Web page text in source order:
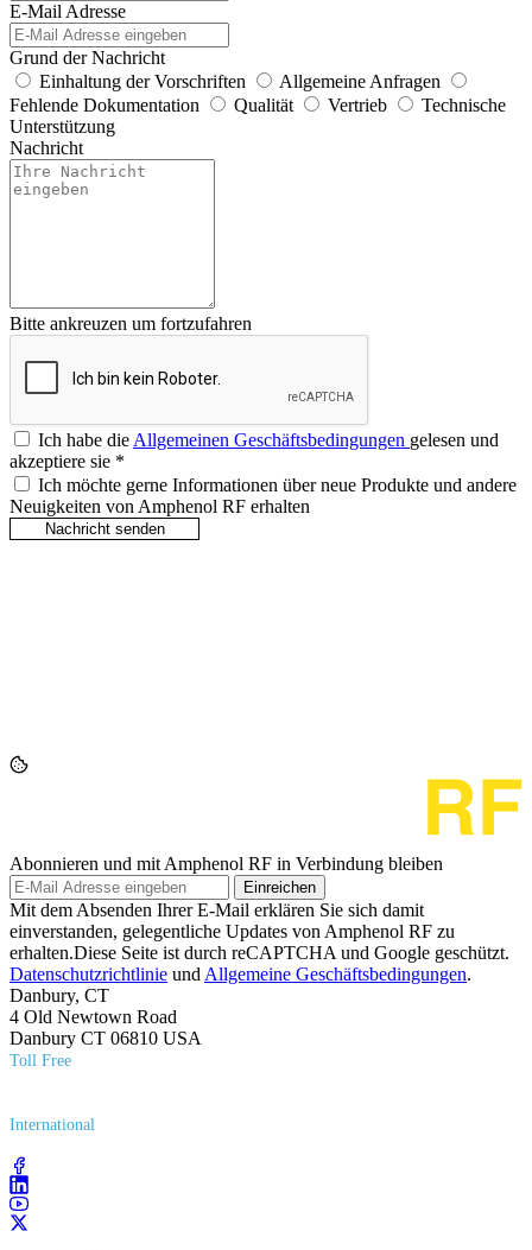
E-Mail Adresse
Grund der Nachricht
Einhaltung der Vorschriften
Allgemeine Anfragen
Fehlende Dokumentation
Qualität Vertrieb
Technische
Unterstützung
Nachricht
Bitte ankreuzen um fortzufahren
Ich habe dieAllgemeinen Geschäftsbedingungen gelesen und
akzeptiere sie *
Ich möchte gerne Informationen über neue Produkte und andere
Neuigkeiten von Amphenol RF erhalten
Abonnieren und mit Amphenol RF in Verbindung bleiben
Einreichen
Mit dem Absenden Ihrer E-Mail erklären Sie sich damit
einverstanden, gelegentliche Updates von Amphenol RF zu
erhalten.Diese Seite ist durch reCAPTCHA und Google geschützt.
Datenschutzrichtlinie und Allgemeine Geschäftsbedingungen.
Danbury, CT
4 Old Newtown Road
Danbury CT 06810 USA
Toll Free
International